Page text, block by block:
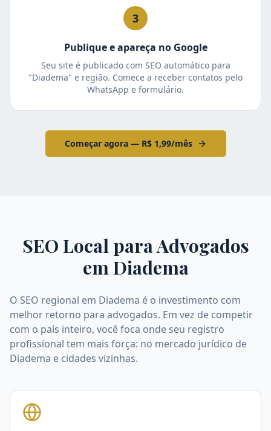
3
Publique e apareça no Google
Seu site é publicado com SEO automático para
"Diadema" e região. Comece a receber contatos pelo
WhatsApp e formulário.
Começar agora — R$ 1,99/mês
SEO Local para Advogados
emDiadema
O SEO regional em Diadema é o investimento com
melhor retorno para advogados. Em vez de competir
com o país inteiro, você foca onde seu registro
profissional tem mais força: no mercado jurídico de
Diadema e cidades vizinhas.